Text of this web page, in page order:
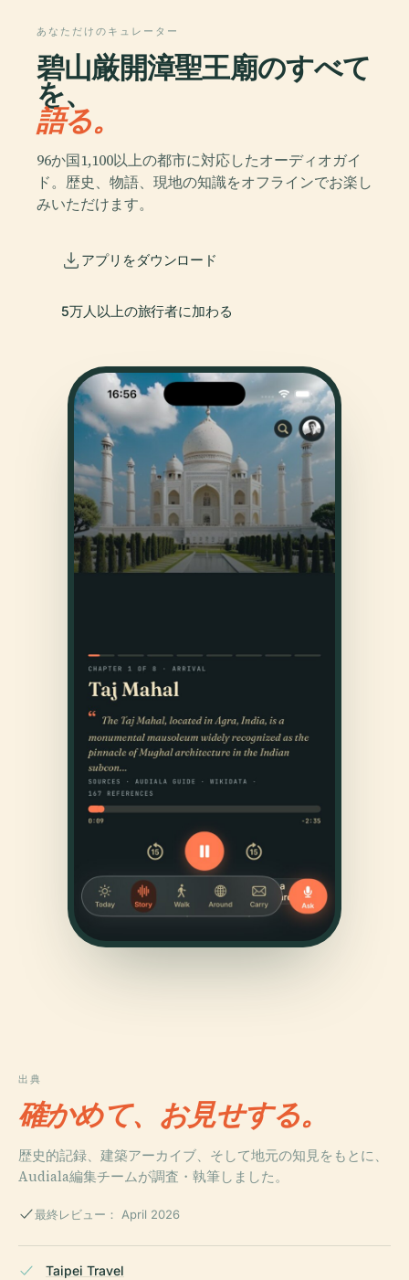
あなただけのキュレーター
碧山厳開漳聖王廟のすべて
を、
語る。
96か国1,100以上の都市に対応したオーディオガイ
ド。歴史、物語、現地の知識をオフラインでお楽し
みいただけます。
アプリをダウンロード
5万人以上の旅行者に加わる
出典
確かめて、お見せする。
歴史的記録、建築アーカイブ、そして地元の知見をもとに、
Audiala編集チームが調査・執筆しました。
最終レビュー： April 2026
Taipei Travel